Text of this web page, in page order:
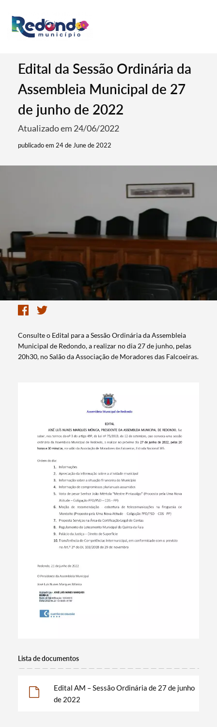
Categorias gerais
Edital da Sessão Ordinária da
Assembleia Municipal de 27
de junho de 2022
Atualizado em 24/06/2022
publicado em 24 de June de 2022
Consulte o Edital para a Sessão Ordinária da Assembleia
Municipal de Redondo, a realizar no dia 27 de junho, pelas
20h30, no Salão da Associação de Moradores das Falcoeiras.
Lista de documentos
Edital AM – Sessão Ordinária de 27 de junho
de 2022